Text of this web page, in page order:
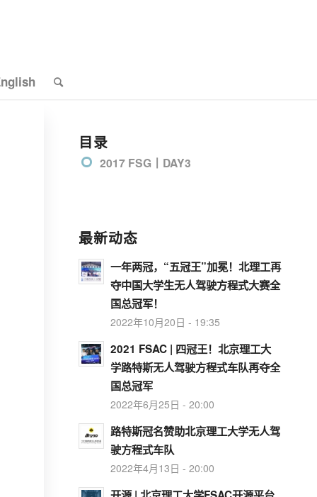
目录
2017 FSG丨DAY3
最新动态
一年两冠，“五冠王”加冕！北理工再
夺中国大学生无人驾驶方程式大赛全
国总冠军！
2022年10月20日 - 19:35
2021 FSAC | 四冠王！北京理工大
学路特斯无人驾驶方程式车队再夺全
国总冠军
2022年6月25日 - 20:00
路特斯冠名赞助北京理工大学无人驾
驶方程式车队
2022年4月13日 - 20:00